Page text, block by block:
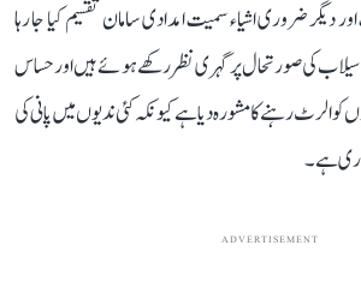
دیگر ضروری اشیاء سمیت امدادی سامان تقسیم کیا جا رہا
سیلاب کی صورتحال پر گہری نظر رکھے ہوئے ہیں اور حساس
الرٹ رہنے کا مشورہ دیا ہے کیونکہ کئی ندیوں میں پانی کی
ہے۔
ADVERTISEMENT